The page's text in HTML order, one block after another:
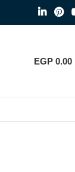
EGP 0.00